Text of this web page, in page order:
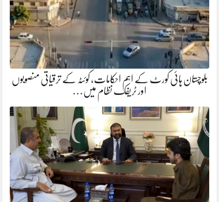
بلوچستان ہائی کورٹ کے اہم احکامات، کوئٹہ کے ترقیاتی منصوبوں
اور ٹریفک نظام میں…